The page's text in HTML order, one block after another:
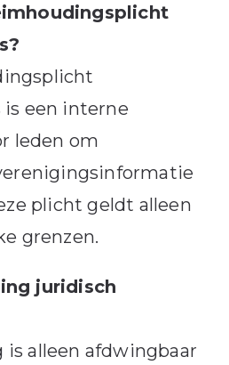
een interne
leden om
plicht geldt alleen
grenzen.
juridisch
alleen afdwingbaar